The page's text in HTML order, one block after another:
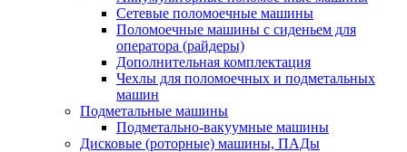
Сетевые поломоечные машины
Поломоечные машины с сиденьем для
оператора (райдеры)
Дополнительная комплектация
Чехлы для поломоечных и подметальных
машин
Подметальные машины
Подметально-вакуумные машины
Дисковые (роторные) машины, ПАДы